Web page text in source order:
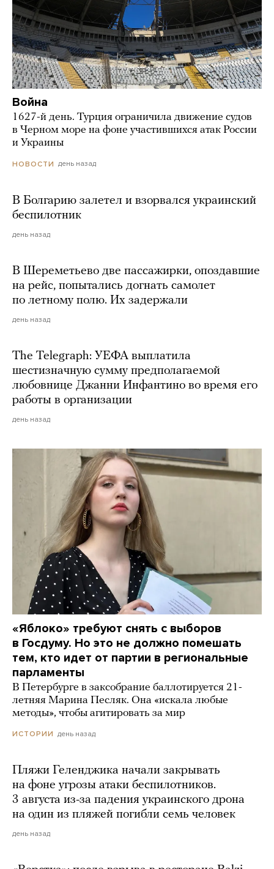
Война
1627-й день. Турция ограничила движение судов
в Черном море на фоне участившихся атак России
и Украины
НОВОСТИ день назад
В Болгарию залетел и взорвался украинский
беспилотник
день назад
В Шереметьево две пассажирки, опоздавшие
на рейс, попытались догнать самолет
по летному полю. Их задержали
день назад
The Telegraph: УЕФА выплатила
шестизначную сумму предполагаемой
любовнице Джанни Инфантино во время его
работы в организации
день назад
«Яблоко» требуют снять с выборов
в Госдуму. Но это не должно помешать
тем, кто идет от партии в региональные
парламенты
В Петербурге в заксобрание баллотируется 21-
летняя Марина Песляк. Она «искала любые
методы», чтобы агитировать за мир
ИСТОРИИ день назад
Пляжи Геленджика начали закрывать
на фоне угрозы атаки беспилотников.
3 августа из-за падения украинского дрона
на один из пляжей погибли семь человек
день назад